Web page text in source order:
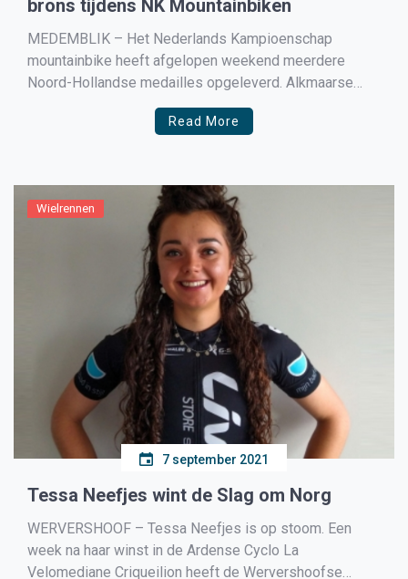
brons tijdens NK Mountainbiken
MEDEMBLIK – Het Nederlands Kampioenschap
mountainbike heeft afgelopen weekend meerdere
Noord-Hollandse medailles opgeleverd. Alkmaarse
Sophie von Berswordt snelde achter topfavoriet Anne
Tauber naar het zilver bij de dames. Ook bij voormalige
beloftenvrouwen snelde de […]
Read More
Wielrennen
7 september 2021
Tessa Neefjes wint de Slag om Norg
WERVERSHOOF – Tessa Neefjes is op stoom. Een
week na haar winst in de Ardense Cyclo La
Velomediane Criqueilion heeft de Wervershoofse